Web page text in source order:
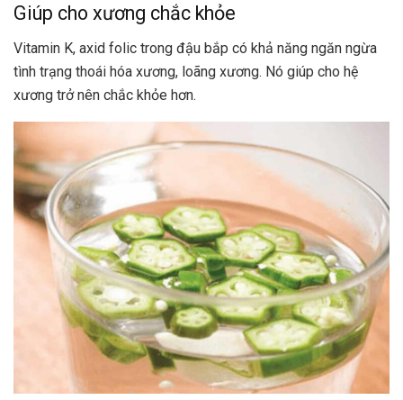
Giúp cho xương chắc khỏe
Vitamin K, axid folic trong đậu bắp có khả năng ngăn ngừa
tình trạng thoái hóa xương, loãng xương. Nó giúp cho hệ
xương trở nên chắc khỏe hơn.